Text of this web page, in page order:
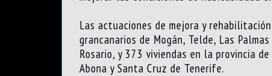
Las actuaciones de mejora y
grancanarios de Mogán, Telde, Las
Rosario, y 373 viviendas en la provincia
Abona y Santa Cruz de Tenerife.